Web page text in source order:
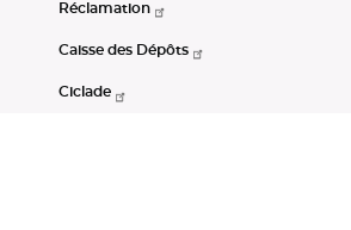
Réclamation
Caisse des Dépôts
Ciclade